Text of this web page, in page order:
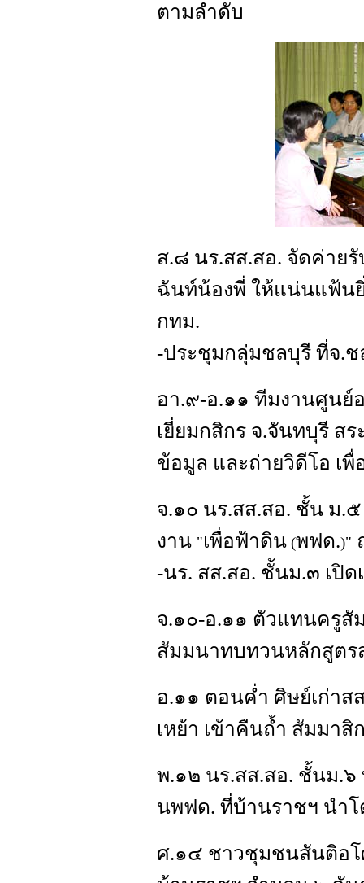
ตามลำดับ
ส.๘ นร.สส.สอ. จัดค่าย
ฉันท์น้องพี่ ให้แน่นแฟ้น
กทม.
-ประชุมกลุ่มชลบุรี ที่จ.
อา.๙-อ.๑๑ ทีมงานศูนย์
เยี่ยมกสิกร จ.จันทบุรี ส
ข้อมูล และถ่ายวิดีโอ เ
จ.๑๐ นร.สส.สอ. ชั้น ม.
งาน "เพื่อฟ้าดิน (พฟด.)"
-นร. สส.สอ. ชั้นม.๓ เปิด
จ.๑๐-อ.๑๑ ตัวแทนครูสั
สัมมนาทบทวนหลักสูตร
อ.๑๑ ตอนค่ำ ศิษย์เก่าส
เหย้า เข้าคืนถ้ำ สัมมาสิ
พ.๑๒ นร.สส.สอ. ชั้นม.๖
นพฟด. ที่บ้านราชฯ นำโ
ศ.๑๔ ชาวชุมชนสันติอโ